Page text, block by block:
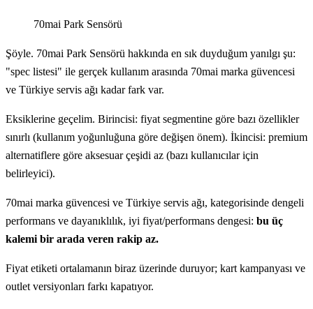
70mai Park Sensörü
Şöyle. 70mai Park Sensörü hakkında en sık duyduğum yanılgı şu:
"spec listesi" ile gerçek kullanım arasında 70mai marka güvencesi
ve Türkiye servis ağı kadar fark var.
Eksiklerine geçelim. Birincisi: fiyat segmentine göre bazı özellikler
sınırlı (kullanım yoğunluğuna göre değişen önem). İkincisi: premium
alternatiflere göre aksesuar çeşidi az (bazı kullanıcılar için
belirleyici).
70mai marka güvencesi ve Türkiye servis ağı, kategorisinde dengeli
performans ve dayanıklılık, iyi fiyat/performans dengesi: bu üç
kalemi bir arada veren rakip az.
Fiyat etiketi ortalamanın biraz üzerinde duruyor; kart kampanyası ve
outlet versiyonları farkı kapatıyor.